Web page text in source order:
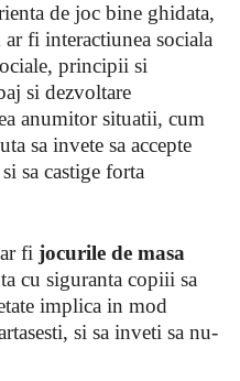
de joc bine ghidata,
fi interactiunea sociala
principii si
si dezvoltare
anumitor situatii, cum
sa invete sa accepte
sa castige forta
fi jocurile de masa
cu siguranta copiii sa
implica in mod
si sa inveti sa nu-